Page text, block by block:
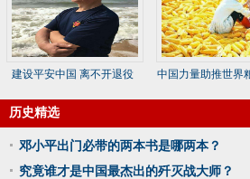
建设平安中国 离不开退役
中国力量助推世界
历史精选
邓小平出门必带的两本书是哪两本？
究竟谁才是中国最杰出的歼灭战大师？